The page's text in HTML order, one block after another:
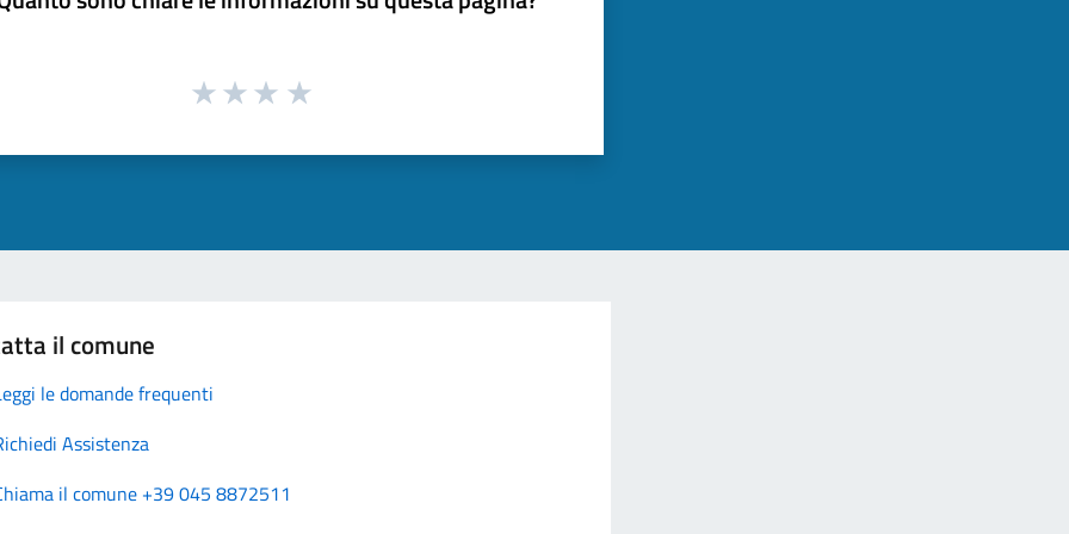
il comune
le domande frequenti
Assistenza
il comune +39 045 8872511